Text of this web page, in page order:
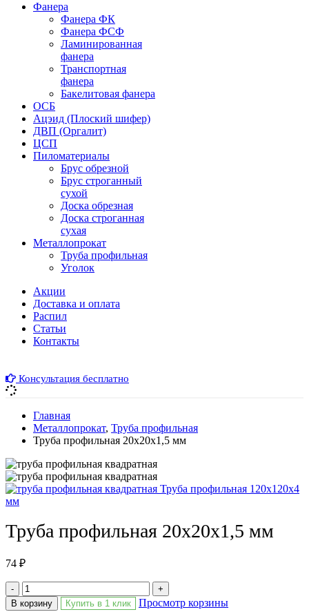
Фанера
Фанера ФК
Фанера ФСФ
Ламинированная
фанера
Транспортная
фанера
Бакелитовая фанера
ОСБ
Ацэид (Плоский шифер)
ДВП (Оргалит)
ЦСП
Пиломатериалы
Брус обрезной
Брус строганный
сухой
Доска обрезная
Доска строганная
сухая
Металлопрокат
Труба профильная
Уголок
Акции
Доставка и оплата
Распил
Cтатьи
Контакты
Консультация бесплатно
Главная
Металлопрокат, Труба профильная
Труба профильная 20х20х1,5 мм
Труба профильная 120х120х4
мм
Труба профильная 20х20х1,5 мм
74 ₽
-
+
В корзину
Купить в 1 клик Просмотр корзины